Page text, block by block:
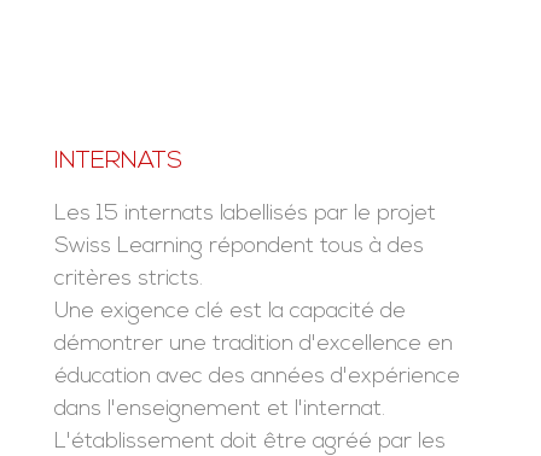
INTERNATS
Les 15 internats labellisés par le projet
Swiss Learning répondent tous à des
critères stricts.
Une exigence clé est la capacité de
démontrer une tradition d'excellence en
éducation avec des années d'expérience
dans l'enseignement et l'internat.
L'établissement doit être agréé par les